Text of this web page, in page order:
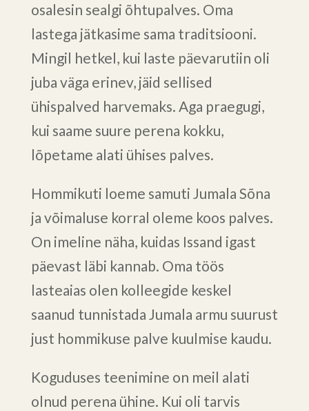
osalesin sealgi õhtupalves. Oma
lastega jätkasime sama traditsiooni.
Mingil hetkel, kui laste päevarutiin oli
juba väga erinev, jäid sellised
ühispalved harvemaks. Aga praegugi,
kui saame suure perena kokku,
lõpetame alati ühises palves.
Hommikuti loeme samuti Jumala Sõna
ja võimaluse korral oleme koos palves.
On imeline näha, kuidas Issand igast
päevast läbi kannab. Oma töös
lasteaias olen kolleegide keskel
saanud tunnistada Jumala armu suurust
just hommikuse palve kuulmise kaudu.
Koguduses teenimine on meil alati
olnud perena ühine. Kui oli tarvis